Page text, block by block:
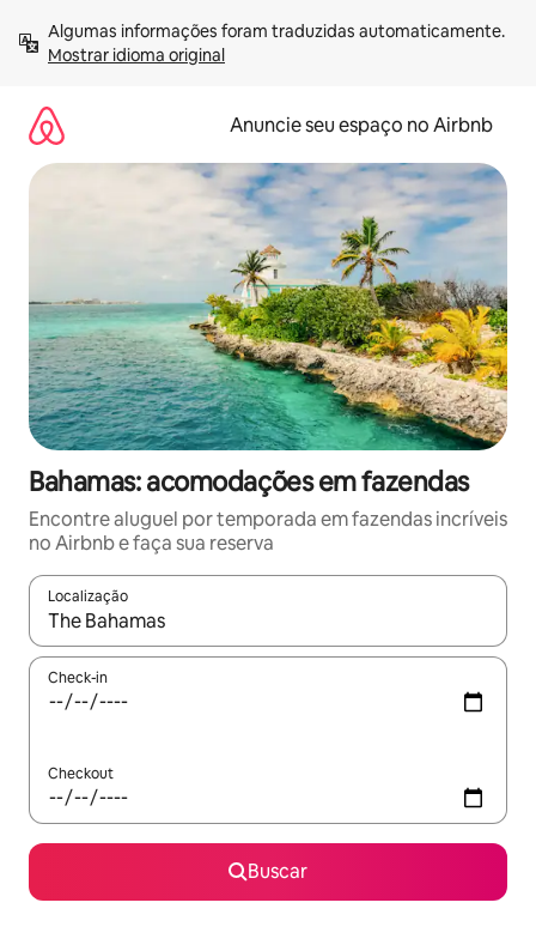
para
Mostrar idioma original
Anuncie seu espaço no Airbnb
Bahamas: acomodações em fazendas
Encontre aluguel por temporada em fazendas incríveis
no Airbnb e faça sua reserva
Localização
Quando os resultados estiverem disponíveis, explore-os
Check-in
Checkout
Buscar